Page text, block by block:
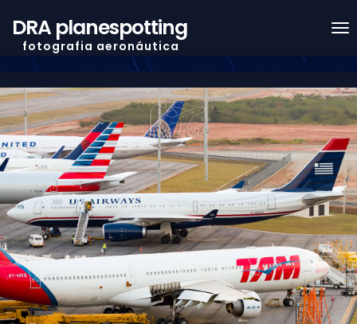
DRA planespotting
f o t o g r a f i a a e r o n á u t i c a